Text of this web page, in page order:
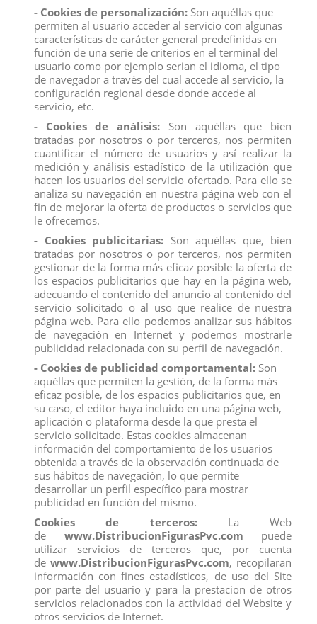
figura de comansi de Las Tres Mellizas en distribución con el precio más
competitivo del mercado.
figuras pvc las tres mellizas
Descripción
Detalles del producto
Reviews(0)
Figura Pvc Las Tres Mellizas de 7 cms, para distribución y compra al por
mayor.
horas en tu comercio.
Todas las figuras de pvc del catálogo tienen los certificados de calidad
exigidos por la U.E.
Las figuras pvc de Las Tres Mellizas y familia son aptas para la venta y
utilización en pastelerías y confiterías, disponiendo de certificado para su
uso en alimentación.
Todas las figuras de comansi son habitualmente utilizadas para
confeccionar las monas, tartas de cumpleaños, comuniones, etc...
mayor con el precio más competitivo del mercado. Estamos
especializados en la venta al por mayor y distribución en figuras de pvc, en
productos de impulso y primera línea de caja. Si quieres comprar figuras
de pvc baratas por internet distribucionfiguraspvc.com es la pagina
Calificación
Comentarios (0)
No hay reseñas de clientes en este momento.
Los clientes que adquirieron este producto también
compraron:
- Cookies de personalización: Son aquéllas que
permiten al usuario acceder al servicio con algunas
características de carácter general predefinidas en
función de una serie de criterios en el terminal del
usuario como por ejemplo serian el idioma, el tipo
de navegador a través del cual accede al servicio, la
configuración regional desde donde accede al
servicio, etc.
- Cookies de análisis: Son aquéllas que bien
tratadas por nosotros o por terceros, nos permiten
cuantificar el número de usuarios y así realizar la
medición y análisis estadístico de la utilización que
hacen los usuarios del servicio ofertado. Para ello se
analiza su navegación en nuestra página web con el
fin de mejorar la oferta de productos o servicios que
le ofrecemos.
- Cookies publicitarias: Son aquéllas que, bien
tratadas por nosotros o por terceros, nos permiten
gestionar de la forma más eficaz posible la oferta de
los espacios publicitarios que hay en la página web,
adecuando el contenido del anuncio al contenido del
servicio solicitado o al uso que realice de nuestra
página web. Para ello podemos analizar sus hábitos
de navegación en Internet y podemos mostrarle
publicidad relacionada con su perfil de navegación.
- Cookies de publicidad comportamental: Son
aquéllas que permiten la gestión, de la forma más
eficaz posible, de los espacios publicitarios que, en
su caso, el editor haya incluido en una página web,
aplicación o plataforma desde la que presta el
servicio solicitado. Estas cookies almacenan
información del comportamiento de los usuarios
obtenida a través de la observación continuada de
sus hábitos de navegación, lo que permite
desarrollar un perfil específico para mostrar
publicidad en función del mismo.
Cookies de terceros:La Web
de www.DistribucionFigurasPvc.com puede
utilizar servicios de terceros que, por cuenta
de www.DistribucionFigurasPvc.com, recopilaran
información con fines estadísticos, de uso del Site
por parte del usuario y para la prestacion de otros
servicios relacionados con la actividad del Website y
otros servicios de Internet.